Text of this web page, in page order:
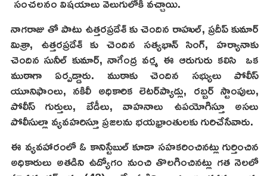
నాగరాజు తో పాటు ఉత్తరప్రదేశ్ కు చెందిన రాహుల్, ప్రదీప్ కుమార్
మిశ్రా, ఉత్తరప్రదేశ్ కు చెందిన సత్యభాన్ సింగ్, హర్యానాకు
చెందిన సునీల్ కుమార్, నాగేంద్ర వర్మ ఈ ఆరుగురు కలిసి ఒక
ముఠాగా ఏర్పడ్డారు. ముఠాకు చెందిన సభ్యులు పోలీస్
యూనిఫాంలు, నకిలీ అధికారిక లెటర్‌ప్యాడ్లు, రబ్బర్ స్టాంపులు,
పోలీస్ గుర్తులు, బేడీలు, వాహనాలు ఉపయోగిస్తూ అసలు
పోలీసుల్లా వ్యవహరిస్తూ ప్రజలను భయభ్రాంతులకు గురిచేసేవారు.
ఈ వ్యవహారంలో ఓ కానిస్టేబుల్ కూడా సహకరించినట్లు గుర్తించిన
అధికారులు అతడిని ఉద్యోగం నుంచి తొలగించినట్లు గత నెలలో